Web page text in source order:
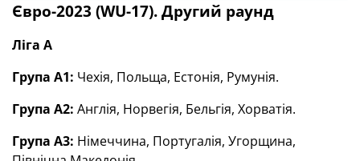
Євро-2023 (WU-17). Другий раунд
Ліга А
Група А1: Чехія, Польща, Естонія, Румунія.
Група А2: Англія, Норвегія, Бельгія, Хорватія.
Група А3: Німеччина, Португалія, Угорщина,